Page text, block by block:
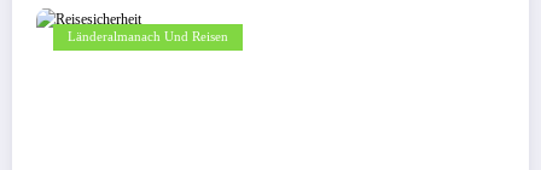
Länderalmanach Und Reisen